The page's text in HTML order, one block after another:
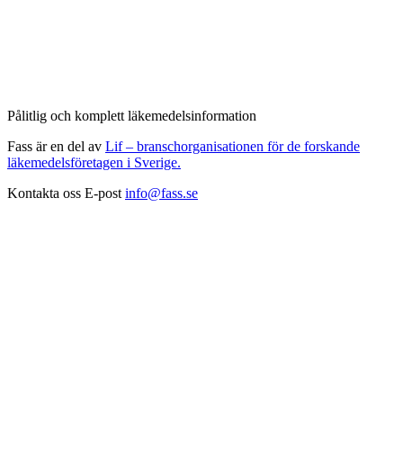
Pålitlig och komplett läkemedelsinformation
Fass är en del av Lif – branschorganisationen för de forskande
läkemedelsföretagen i Sverige.
Kontakta oss E-post info@fass.se